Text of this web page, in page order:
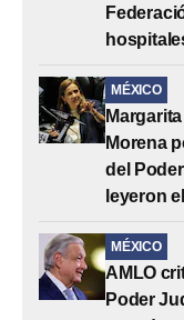
MÉXICO
Morena
del
leyeron
MÉXICO
AMLO
Poder